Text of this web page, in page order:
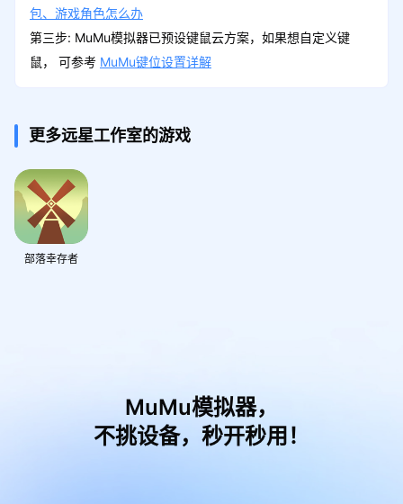
包、游戏角色怎么办
第三步: MuMu模拟器已预设键鼠云方案，如果想自定义键
鼠， 可参考 MuMu键位设置详解
更多远星工作室的游戏
部落幸存者
MuMu模拟器，
不挑设备，秒开秒用！